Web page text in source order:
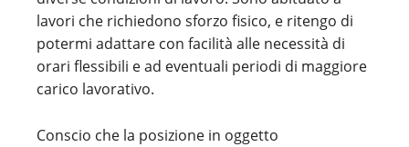
lavori che richiedono sforzo fisico, e ritengo di
potermi adattare con facilità alle necessità di
orari flessibili e ad eventuali periodi di maggiore
carico lavorativo.
Conscio che la posizione in oggetto